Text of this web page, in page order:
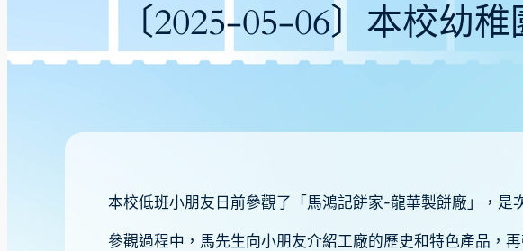
〔2025-05-06〕本校幼
本校低班小朋友日前參觀了「馬鴻記餅家-龍華製餅廠」，是
參觀過程中，馬先生向小朋友介紹工廠的歷史和特色產品，